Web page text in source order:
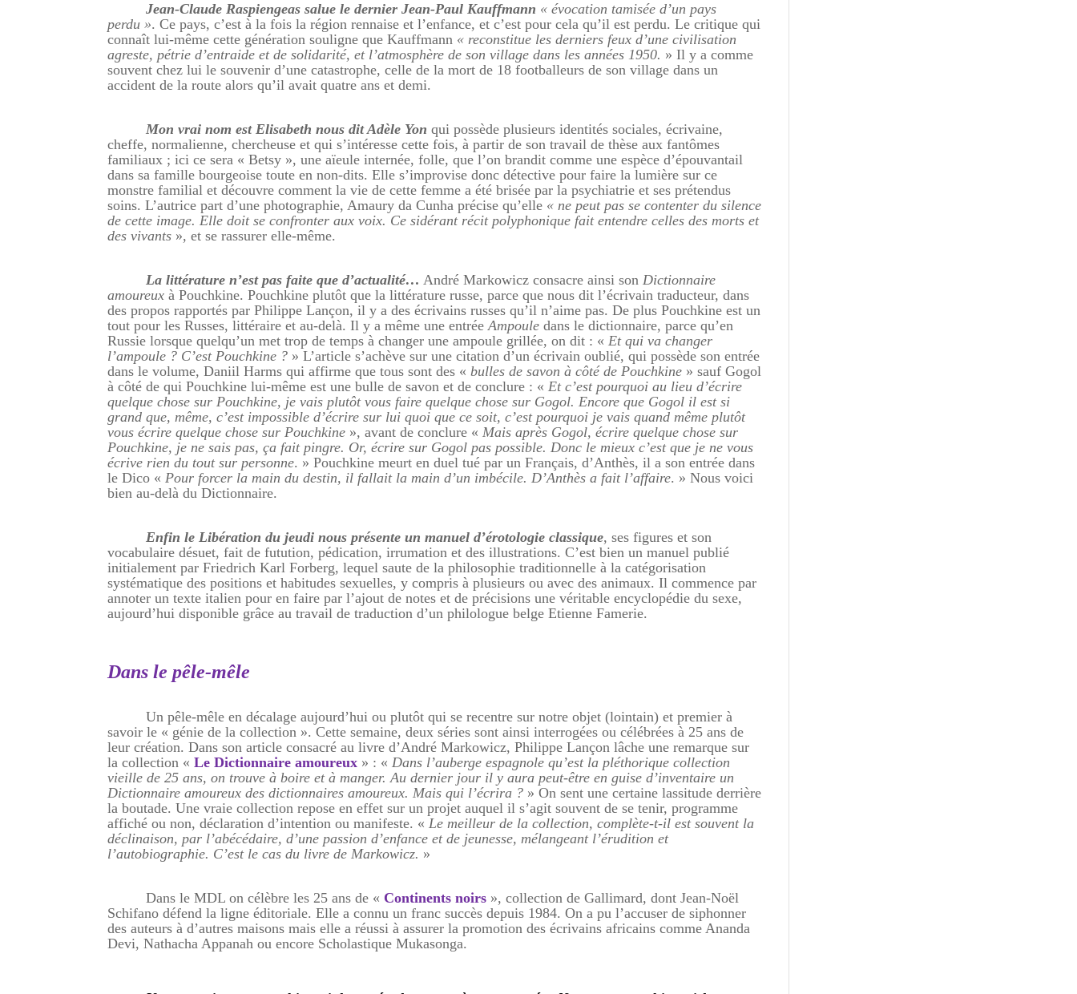
Jean-Claude Raspiengeas salue le dernier Jean-Paul Kauffmann « évocation tamisée d’un pays
perdu ». Ce pays, c’est à la fois la région rennaise et l’enfance, et c’est pour cela qu’il est perdu. Le critique qui
connaît lui-même cette génération souligne que Kauffmann « reconstitue les derniers feux d’une civilisation
agreste, pétrie d’entraide et de solidarité, et l’atmosphère de son village dans les années 1950. » Il y a comme
souvent chez lui le souvenir d’une catastrophe, celle de la mort de 18 footballeurs de son village dans un
accident de la route alors qu’il avait quatre ans et demi.
Mon vrai nom est Elisabeth nous dit Adèle Yon qui possède plusieurs identités sociales, écrivaine,
cheffe, normalienne, chercheuse et qui s’intéresse cette fois, à partir de son travail de thèse aux fantômes
familiaux ; ici ce sera « Betsy », une aïeule internée, folle, que l’on brandit comme une espèce d’épouvantail
dans sa famille bourgeoise toute en non-dits. Elle s’improvise donc détective pour faire la lumière sur ce
monstre familial et découvre comment la vie de cette femme a été brisée par la psychiatrie et ses prétendus
soins. L’autrice part d’une photographie, Amaury da Cunha précise qu’elle « ne peut pas se contenter du silence
de cette image. Elle doit se confronter aux voix. Ce sidérant récit polyphonique fait entendre celles des morts et
des vivants », et se rassurer elle-même.
La littérature n’est pas faite que d’actualité… André Markowicz consacre ainsi son Dictionnaire
amoureux à Pouchkine. Pouchkine plutôt que la littérature russe, parce que nous dit l’écrivain traducteur, dans
des propos rapportés par Philippe Lançon, il y a des écrivains russes qu’il n’aime pas. De plus Pouchkine est un
tout pour les Russes, littéraire et au-delà. Il y a même une entréeAmpoule dans le dictionnaire, parce qu’en
Russie lorsque quelqu’un met trop de temps à changer une ampoule grillée, on dit : «Et qui va changer
l’ampoule ? C’est Pouchkine ? » L’article s’achève sur une citation d’un écrivain oublié, qui possède son entrée
dans le volume, Daniil Harms qui affirme que tous sont des «bulles de savon à côté de Pouchkine » sauf Gogol
à côté de qui Pouchkine lui-même est une bulle de savon et de conclure : «Et c’est pourquoi au lieu d’écrire
quelque chose sur Pouchkine, je vais plutôt vous faire quelque chose sur Gogol. Encore que Gogol il est si
grand que, même, c’est impossible d’écrire sur lui quoi que ce soit, c’est pourquoi je vais quand même plutôt
vous écrire quelque chose sur Pouchkine », avant de conclure «Mais après Gogol, écrire quelque chose sur
Pouchkine, je ne sais pas, ça fait pingre. Or, écrire sur Gogol pas possible. Donc le mieux c’est que je ne vous
écrive rien du tout sur personne. » Pouchkine meurt en duel tué par un Français, d’Anthès, il a son entrée dans
le Dico «Pour forcer la main du destin, il fallait la main d’un imbécile. D’Anthès a fait l’affaire. » Nous voici
bien au-delà du Dictionnaire.
Enfin le Libération du jeudi nous présente un manuel d’érotologie classique, ses figures et son
vocabulaire désuet, fait de futution, pédication, irrumation et des illustrations. C’est bien un manuel publié
initialement par Friedrich Karl Forberg, lequel saute de la philosophie traditionnelle à la catégorisation
systématique des positions et habitudes sexuelles, y compris à plusieurs ou avec des animaux. Il commence par
annoter un texte italien pour en faire par l’ajout de notes et de précisions une véritable encyclopédie du sexe,
aujourd’hui disponible grâce au travail de traduction d’un philologue belge Etienne Famerie.
Dans le pêle-mêle
Un pêle-mêle en décalage aujourd’hui ou plutôt qui se recentre sur notre objet (lointain) et premier à
savoir le « génie de la collection ». Cette semaine, deux séries sont ainsi interrogées ou célébrées à 25 ans de
leur création. Dans son article consacré au livre d’André Markowicz, Philippe Lançon lâche une remarque sur
la collection «Le Dictionnaire amoureux » : «Dans l’auberge espagnole qu’est la pléthorique collection
vieille de 25 ans, on trouve à boire et à manger. Au dernier jour il y aura peut-être en guise d’inventaire un
Dictionnaire amoureux des dictionnaires amoureux. Mais qui l’écrira ? » On sent une certaine lassitude derrière
la boutade. Une vraie collection repose en effet sur un projet auquel il s’agit souvent de se tenir, programme
affiché ou non, déclaration d’intention ou manifeste. «Le meilleur de la collection, complète-t-il est souvent la
déclinaison, par l’abécédaire, d’une passion d’enfance et de jeunesse, mélangeant l’érudition et
l’autobiographie. C’est le cas du livre de Markowicz. »
Dans le MDL on célèbre les 25 ans de « Continents noirs », collection de Gallimard, dont Jean-Noël
Schifano défend la ligne éditoriale. Elle a connu un franc succès depuis 1984. On a pu l’accuser de siphonner
des auteurs à d’autres maisons mais elle a réussi à assurer la promotion des écrivains africains comme Ananda
Devi, Nathacha Appanah ou encore Scholastique Mukasonga.